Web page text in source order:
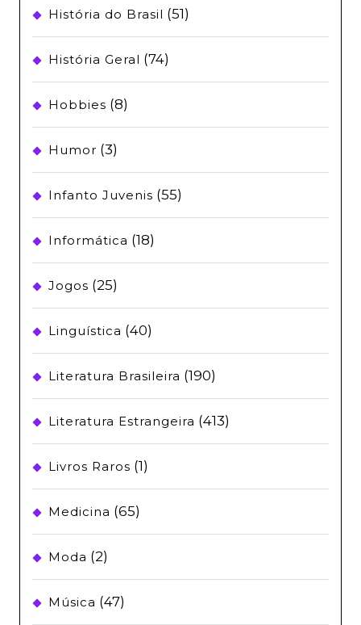
História do Brasil (51)
História Geral (74)
Hobbies (8)
Humor (3)
Infanto Juvenis (55)
Informática (18)
Jogos (25)
Linguística (40)
Literatura Brasileira (190)
Literatura Estrangeira (413)
Livros Raros (1)
Medicina (65)
Moda (2)
Música (47)